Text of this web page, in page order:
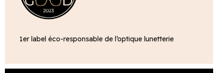
1er label éco-responsable de l’optique lunetterie